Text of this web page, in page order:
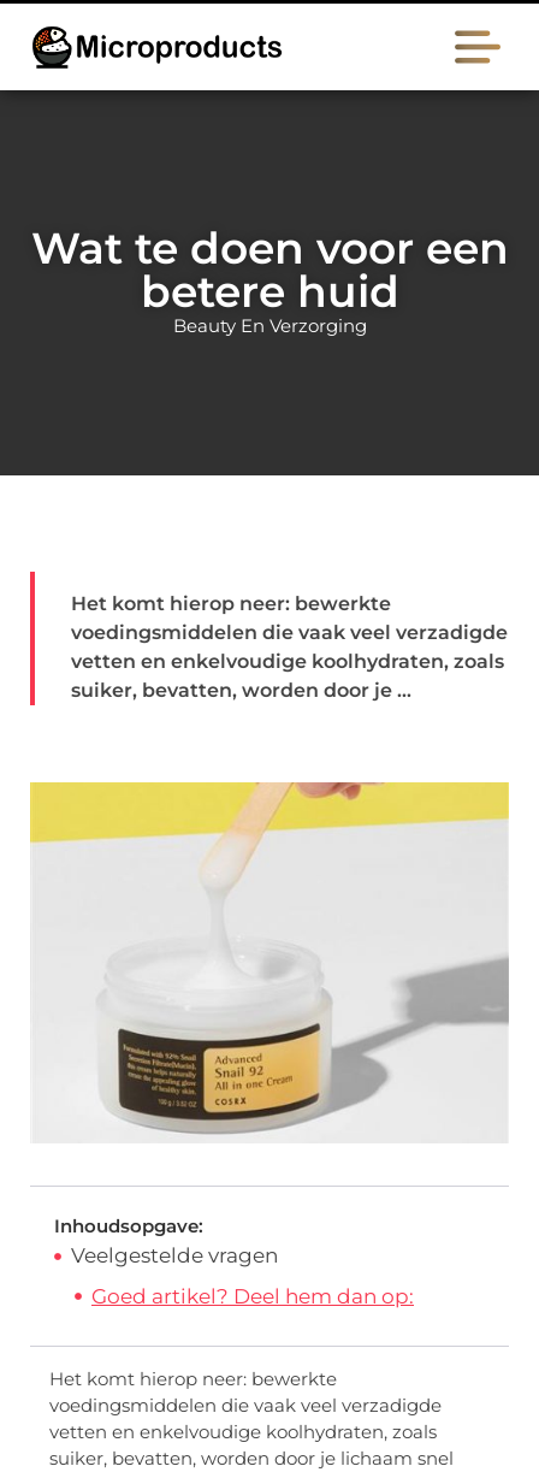
Wat te doen voor een
betere huid
Beauty En Verzorging
Het komt hierop neer: bewerkte
voedingsmiddelen die vaak veel verzadigde
vetten en enkelvoudige koolhydraten, zoals
suiker, bevatten, worden door je ...
Inhoudsopgave:
Veelgestelde vragen
Goed artikel? Deel hem dan op:
Het komt hierop neer: bewerkte
voedingsmiddelen die vaak veel verzadigde
vetten en enkelvoudige koolhydraten, zoals
suiker, bevatten, worden door je lichaam snel